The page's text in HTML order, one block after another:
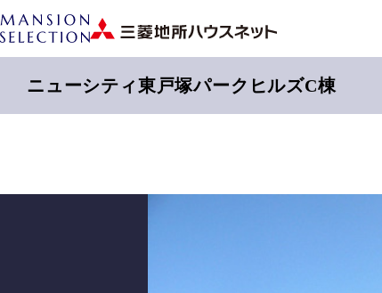
ニューシティ東戸塚パークヒルズC棟